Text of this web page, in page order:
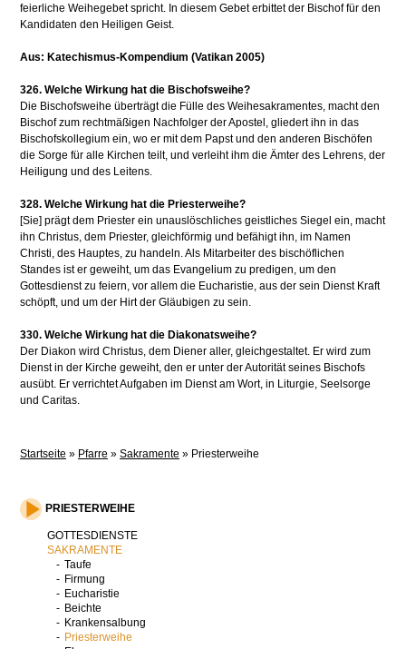
feierliche Weihegebet spricht. In diesem Gebet erbittet der Bischof für den
Kandidaten den Heiligen Geist.
Aus: Katechismus-Kompendium (Vatikan 2005)
326. Welche Wirkung hat die Bischofsweihe?
Die Bischofsweihe überträgt die Fülle des Weihesakramentes, macht den
Bischof zum rechtmäßigen Nachfolger der Apostel, gliedert ihn in das
Bischofskollegium ein, wo er mit dem Papst und den anderen Bischöfen
die Sorge für alle Kirchen teilt, und verleiht ihm die Ämter des Lehrens, der
Heiligung und des Leitens.
328. Welche Wirkung hat die Priesterweihe?
[Sie] prägt dem Priester ein unauslöschliches geistliches Siegel ein, macht
ihn Christus, dem Priester, gleichförmig und befähigt ihn, im Namen
Christi, des Hauptes, zu handeln. Als Mitarbeiter des bischöflichen
Standes ist er geweiht, um das Evangelium zu predigen, um den
Gottesdienst zu feiern, vor allem die Eucharistie, aus der sein Dienst Kraft
schöpft, und um der Hirt der Gläubigen zu sein.
330. Welche Wirkung hat die Diakonatsweihe?
Der Diakon wird Christus, dem Diener aller, gleichgestaltet. Er wird zum
Dienst in der Kirche geweiht, den er unter der Autorität seines Bischofs
ausübt. Er verrichtet Aufgaben im Dienst am Wort, in Liturgie, Seelsorge
und Caritas.
Startseite » Pfarre »Sakramente » Priesterweihe
PRIESTERWEIHE
GOTTESDIENSTE
SAKRAMENTE
Taufe
Firmung
Eucharistie
Beichte
Krankensalbung
Priesterweihe